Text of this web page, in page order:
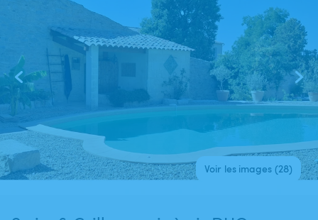
Voir les images (28)